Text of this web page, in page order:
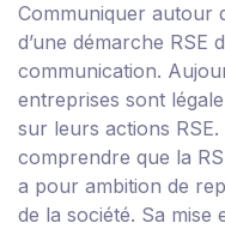
Communiquer autour
d’une démarche RSE
communication.
entreprises sont
sur leurs actions
comprendre que la
a pour ambition de
de la société. Sa mise